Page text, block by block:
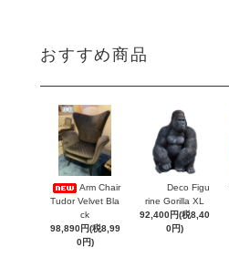
おすすめ商品
Arm Chair
Tudor Velvet Bla
ck
98,890円(税8,99
0円)
Deco Figu
rine Gorilla XL
92,400円(税8,40
0円)